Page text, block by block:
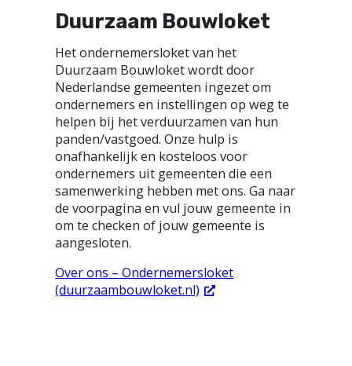
Duurzaam Bouwloket
Het ondernemersloket van het
Duurzaam Bouwloket wordt door
Nederlandse gemeenten ingezet om
ondernemers en instellingen op weg te
helpen bij het verduurzamen van hun
panden/vastgoed. Onze hulp is
onafhankelijk en kosteloos voor
ondernemers uit gemeenten die een
samenwerking hebben met ons. Ga naar
de voorpagina en vul jouw gemeente in
om te checken of jouw gemeente is
aangesloten.
Over ons – Ondernemersloket
(duurzaambouwloket.nl)